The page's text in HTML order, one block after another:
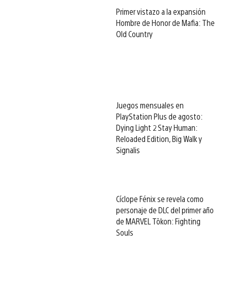
Primer vistazo a la expansión
Hombre de Honor de Mafia: The
Old Country
Juegos mensuales en
PlayStation Plus de agosto:
Dying Light 2 Stay Human:
Reloaded Edition, Big Walk y
Signalis
Cíclope Fénix se revela como
personaje de DLC del primer año
de MARVEL Tōkon: Fighting
Souls